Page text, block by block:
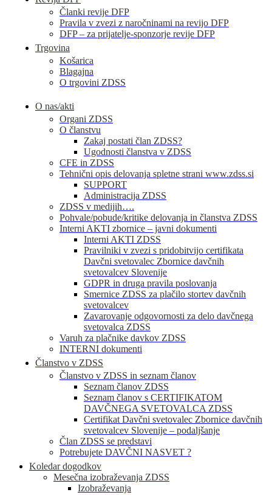
Članki revije DFP
Pravila v zvezi z naročninami na revijo DFP
DFP – za prijatelje-sponzorje revije DFP
Trgovina
Košarica
Blagajna
O trgovini ZDSS
O nas/akti
Organi ZDSS
O članstvu
Zakaj postati član ZDSS?
Ugodnosti članstva v ZDSS
CFE in ZDSS
Tehnični opis delovanja spletne strani www.zdss.si
SUPPORT
Administracija ZDSS
ZDSS v medijih….
Pohvale/pobude/kritike delovanja in članstva ZDSS
Interni AKTI zbornice – javni dokumenti
Interni AKTI ZDSS
Pravilniki v zvezi s pridobitvijo certifikata
Davčni svetovalec Zbornice davčnih
svetovalcev Slovenije
GDPR in druga pravila poslovanja
Smernice ZDSS za plačilo stortev davčnih
svetovalcev
Zavarovanje odgovornosti za delo davčnega
svetovalca ZDSS
Varuh za plačnike davkov ZDSS
INTERNI dokumenti
Članstvo v ZDSS
Članstvo v ZDSS in seznam članov
Seznam članov ZDSS
Seznam članov s CERTIFIKATOM
DAVČNEGA SVETOVALCA ZDSS
Certifikat Davčni svetovalec Zbornice davčnih
svetovalcev Slovenije – podaljšanje
Član ZDSS se predstavi
Potrebujete DAVČNI NASVET ?
Koledar dogodkov
Mesečna izobraževanja ZDSS
Izobraževanja